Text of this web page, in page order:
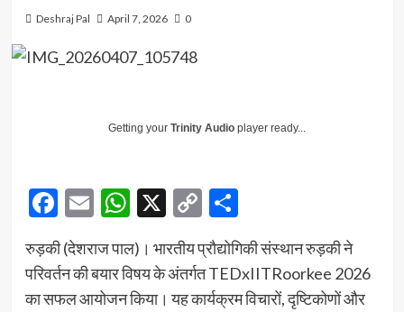
Deshraj Pal April 7, 2026 0
Getting your Trinity Audioplayer ready...
Facebook
EmailWhatsApp
X Copy
Link
Share
रुड़की (देशराज पाल)। भारतीय प्रौद्योगिकी संस्थान रुड़की ने
परिवर्तन की बयार विषय के अंतर्गत TEDxIITRoorkee 2026
का सफल आयोजन किया। यह कार्यक्रम विचारों, दृष्टिकोणों और